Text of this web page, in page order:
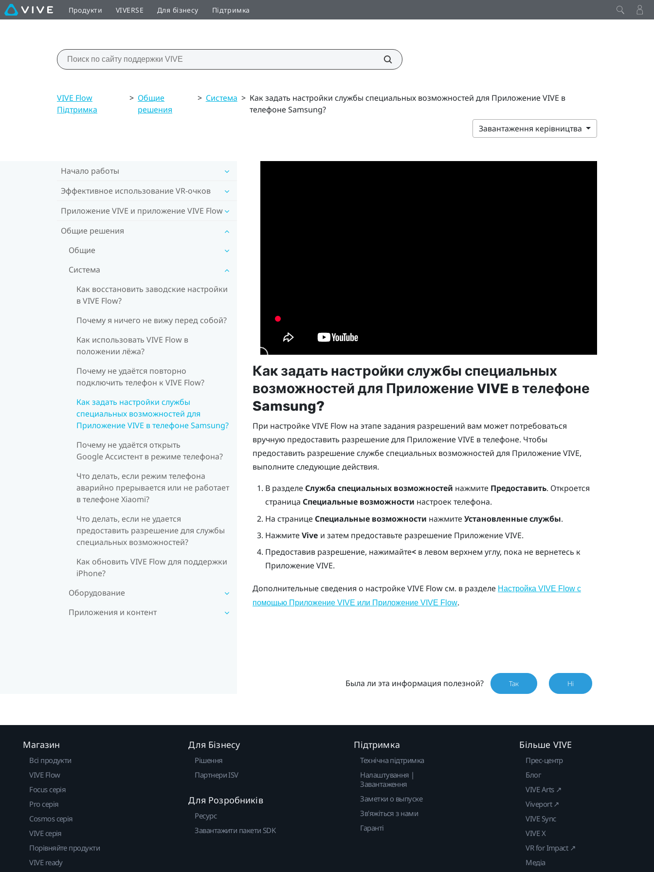
Продукти VIVERSE Для бізнесу Підтримка
VIVE Flow
Підтримка
> Общие
решения
> Система > Как задать настройки службы специальных возможностей для Приложение VIVE в
телефоне Samsung?
Завантаження керівництва
Начало работы
Эффективное использование VR-очков
Приложение VIVE и приложение VIVE Flow
Общие решения
Общие
Система
Как восстановить заводские настройки
в VIVE Flow?
Почему я ничего не вижу перед собой?
Как использовать VIVE Flow в
положении лёжа?
Почему не удаётся повторно
подключить телефон к VIVE Flow?
Как задать настройки службы
специальных возможностей для
Приложение VIVE в телефоне Samsung?
Почему не удаётся открыть
Google Ассистент в режиме телефона?
Что делать, если режим телефона
аварийно прерывается или не работает
в телефоне Xiaomi?
Что делать, если не удается
предоставить разрешение для службы
специальных возможностей?
Как обновить VIVE Flow для поддержки
iPhone?
Оборудование
Приложения и контент
Как задать настройки службы специальных
возможностей для Приложение VIVE в телефоне
Samsung?
При настройке VIVE Flowна этапе задания разрешений вам может потребоваться
вручную предоставить разрешение для Приложение VIVE в телефоне. Чтобы
предоставить разрешение службе специальных возможностей для Приложение VIVE,
выполните следующие действия.
В разделе Служба специальных возможностей нажмите Предоставить. Откроется
страница Специальные возможности настроек телефона.
На странице Специальные возможности нажмите Установленные службы.
Нажмите Vive и затем предоставьте разрешение Приложение VIVE.
Предоставив разрешение, нажимайте<в левом верхнем углу, пока не вернетесь к
Приложение VIVE.
Дополнительные сведения о настройке VIVE Flowсм. в разделе Настройка VIVE Flow с
помощью Приложение VIVE или Приложение VIVE Flow.
Была ли эта информация полезной? Так Ні
Магазин
Всі продукти
VIVE Flow
Focus серія
Pro серія
Cosmos серія
VIVE серія
Порівняйте продукти
VIVE ready
Для Бізнесу
Рішення
Партнери ISV
Для Розробників
Ресурс
Завантажити пакети SDK
Підтримка
Технічна підтримка
Налаштування |
Завантаження
Заметки о выпуске
Зв'яжіться з нами
Гаранті
Більше VIVE
Прес-центр
Блог
VIVE Arts ↗
Viveport ↗
VIVE Sync
VIVE X
VR for Impact ↗
Медіа